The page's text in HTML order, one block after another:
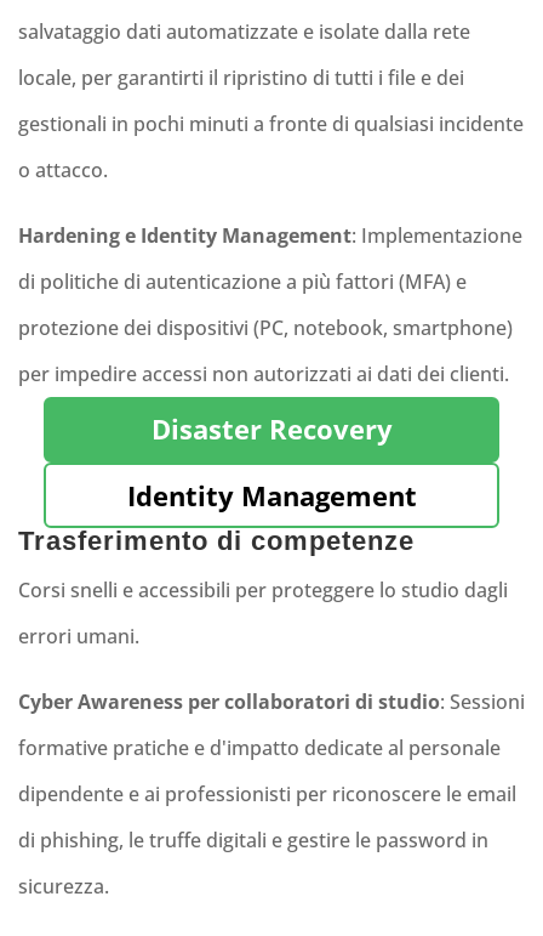
salvataggio dati automatizzate e isolate dalla rete
locale, per garantirti il ripristino di tutti i file e dei
gestionali in pochi minuti a fronte di qualsiasi incidente
o attacco.
Hardeninge Identity Management: Implementazione
di politiche di autenticazione a più fattori (MFA) e
protezione dei dispositivi (PC, notebook, smartphone)
per impedire accessi non autorizzati ai dati dei clienti.
Disaster Recovery
Identity Management
Trasferimento di competenze
Corsi snelli e accessibili per proteggere lo studio dagli
errori umani.
CyberAwareness per collaboratori di studio: Sessioni
formative pratiche e d'impatto dedicate al personale
dipendente e ai professionisti per riconoscere le email
di phishing, le truffe digitali e gestire le password in
sicurezza.